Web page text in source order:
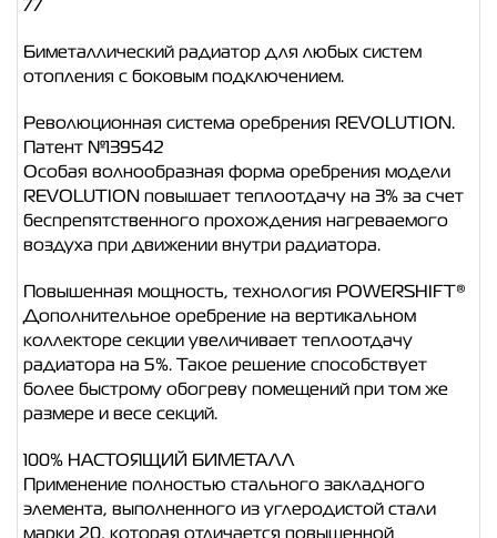
77
Биметаллический радиатор для любых систем
отопления с боковым подключением.
Революционная система оребрения REVOLUTION.
Патент №139542
Особая волнообразная форма оребрения модели
REVOLUTION повышает теплоотдачу на 3% за счет
беспрепятственного прохождения нагреваемого
воздуха при движении внутри радиатора.
Повышенная мощность, технология POWERSHIFT®
Дополнительное оребрение на вертикальном
коллекторе секции увеличивает теплоотдачу
радиатора на 5%. Такое решение способствует
более быстрому обогреву помещений при том же
размере и весе секций.
100% НАСТОЯЩИЙ БИМЕТАЛЛ
Применение полностью стального закладного
элемента, выполненного из углеродистой стали
марки 20, которая отличается повышенной